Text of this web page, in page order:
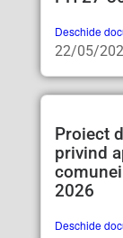
Deschide
22/05/
Proiect
privind
2026
Deschide